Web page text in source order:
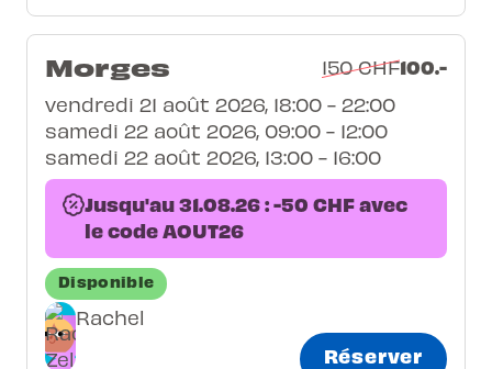
Morges 150 CHF100.-
vendredi 21 août 2026, 18:00 - 22:00
samedi 22 août 2026, 09:00 - 12:00
samedi 22 août 2026, 13:00 - 16:00
Jusqu'au 31.08.26 : -50 CHF avec
le code AOUT26
Disponible
Rachel
Réserver